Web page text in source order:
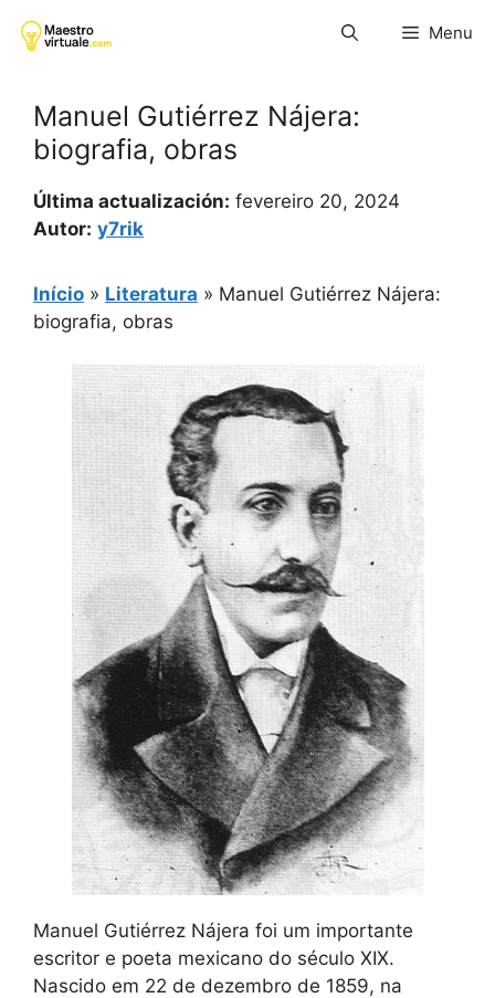
para
Menu
Manuel Gutiérrez Nájera:
biografia, obras
Última actualización: fevereiro 20, 2024
Autor: y7rik
Início » Literatura » Manuel Gutiérrez Nájera:
biografia, obras
Manuel Gutiérrez Nájera foi um importante
escritor e poeta mexicano do século XIX.
Nascido em 22 de dezembro de 1859, na